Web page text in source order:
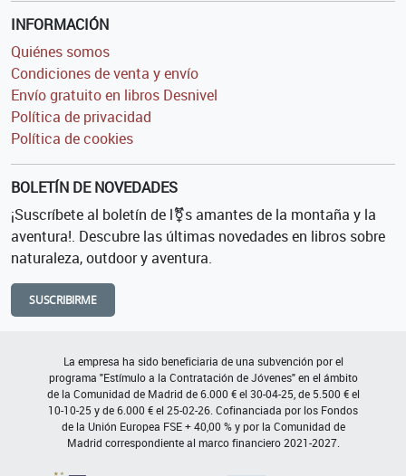
INFORMACIÓN
Quiénes somos
Condiciones de venta y envío
Envío gratuito en libros Desnivel
Política de privacidad
Política de cookies
BOLETÍN DE NOVEDADES
¡Suscríbete al boletín de l⚧s amantes de la montaña y la
aventura!. Descubre las últimas novedades en libros sobre
naturaleza, outdoor y aventura.
SUSCRIBIRME
La empresa ha sido beneficiaria de una subvención por el
programa "Estímulo a la Contratación de Jóvenes" en el ámbito
de la Comunidad de Madrid de 6.000 € el 30-04-25, de 5.500 € el
10-10-25 y de 6.000 € el 25-02-26. Cofinanciada por los Fondos
de la Unión Europea FSE + 40,00 % y por la Comunidad de
Madrid correspondiente al marco financiero 2021-2027.